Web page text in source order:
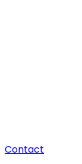
Contact